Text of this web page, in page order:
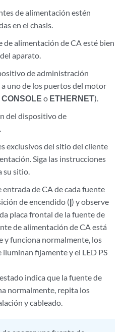
de alimentación estén
en el chasis.
de alimentación de CA esté bien
aparato.
de administración
uno de los puertos del motor
,CONSOLE o ETHERNET).
del dispositivo de
exclusivos del sitio del cliente
Siga las instrucciones
su sitio.
de CA de cada fuente
de encendido (|) y observe
placa frontal de la fuente de
de alimentación de CA está
y funciona normalmente, los
iluminan fijamente y el LED PS
indica que la fuente de
normalmente, repita los
y cableado.